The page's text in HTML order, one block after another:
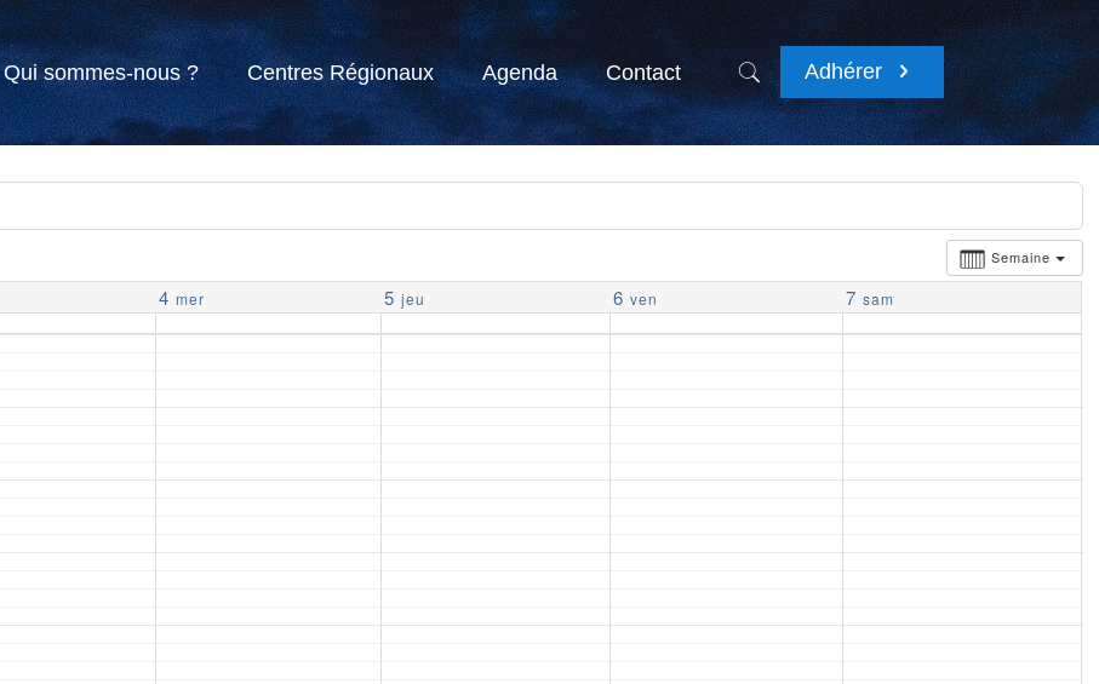
Qui sommes-nous ? Centres Régionaux Agenda Contact Adhérer
Semaine
4 mer 5 jeu 6 ven 7 sam